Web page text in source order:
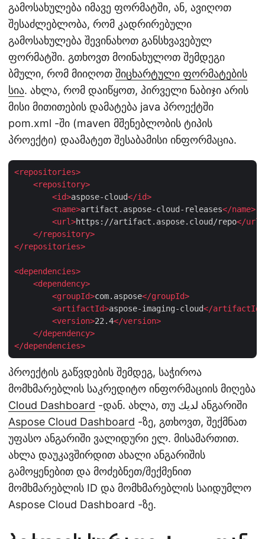
გამოსახულება იმავე ფორმატში, ან, ავიღოთ
შესაძლებლობა, რომ კადრირებული
გამოსახულება შევინახოთ განსხვავებულ
ფორმატში. გთხოვთ მოინახულოთ შემდეგი
ბმული, რომ მიიღოთ შიცხარტული ფორმატების
სია. ახლა, რომ დაიწყოთ, პირველი ნაბიჯი არის
მისი მითითების დამატება java პროექტში
pom.xml -ში (maven მშენებლობის ტიპის
პროექტი) დაამატეთ შესაბამისი ინფორმაცია.
<repositories>
<repository>
<id>aspose-cloud</id>
<name>artifact.aspose-cloud-releases</name>
<url>https://artifact.aspose.cloud/repo</url
</repository>
</repositories>
<dependencies>
<dependency>
<groupId>com.aspose</groupId>
<artifactId>aspose-imaging-cloud</artifactId
<version>22.4</version>
</dependency>
</dependencies>
პროექტის გაწვდების შემდეგ, საჭიროა
მომხმარებლის საკრედიტო ინფორმაციის მიღება
Cloud Dashboard
-დან. ახლა, თუ لديك ანგარიში
Aspose Cloud Dashboard -ზე, გთხოვთ, შექმნათ
უფასო ანგარიში ვალიდური ელ. მისამართით.
ახლა დაუკავშირდით ახალი ანგარიშის
გამოყენებით და მოძებნეთ/შექმენით
მომხმარებლის ID და მომხმარებლის საიდუმლო
Aspose Cloud Dashboard -ზე.